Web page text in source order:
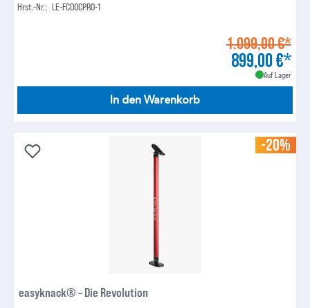
Hrst.-Nr.: LE-FCDOCPRO-1
1.099,00 €*
899,00 €*
Auf Lager
In den Warenkorb
-20%
easyknack® – Die Revolution